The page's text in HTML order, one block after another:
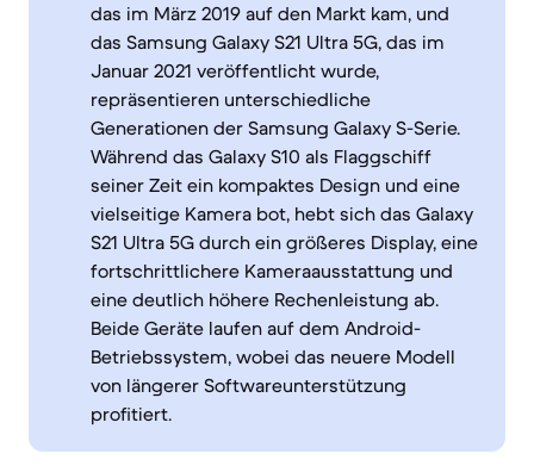
das im März 2019 auf den Markt kam, und
das Samsung Galaxy S21 Ultra 5G, das im
Januar 2021 veröffentlicht wurde,
repräsentieren unterschiedliche
Generationen der Samsung Galaxy S-Serie.
Während das Galaxy S10 als Flaggschiff
seiner Zeit ein kompaktes Design und eine
vielseitige Kamera bot, hebt sich das Galaxy
S21 Ultra 5G durch ein größeres Display, eine
fortschrittlichere Kameraausstattung und
eine deutlich höhere Rechenleistung ab.
Beide Geräte laufen auf dem Android-
Betriebssystem, wobei das neuere Modell
von längerer Softwareunterstützung
profitiert.